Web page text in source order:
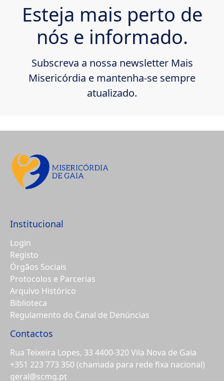
Esteja mais perto de
nós e informado.
Subscreva a nossa newsletter Mais
Misericórdia e mantenha-se sempre
atualizado.
Institucional
Login
Registo
Órgãos Sociais
Protocolos e Parcerias
Arquivo Histórico
Biblioteca
Regulamento do Canal de Denúncias
Contactos
Rua Teixeira Lopes, 33 4400-320 Vila Nova de Gaia
+351 223 773 350 (chamada para rede fixa nacional)
geral@scmg.pt